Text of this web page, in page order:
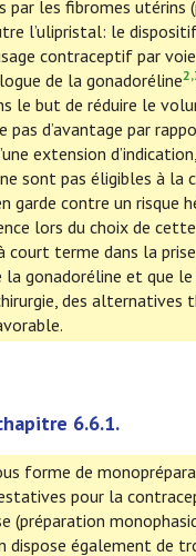
les fibromes utérins
l’ulipristal: le
contraceptif par voie
de la gonadoréline
but de réduire le
d’avantage par
extension
sont pas éligibles à la
contre un risque
lors du choix de
terme dans la
gonadoréline et que
des
6.6.1.
forme de
pour la
également de